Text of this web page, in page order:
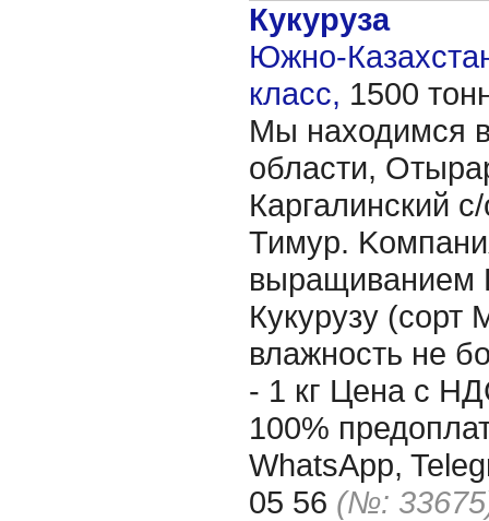
Кукуруза
Южно-
класс, 1500
Мы находимся
области,
Каргалинский
Тимур.
выращиванием
Кукурузу
влажность не
- 1 кг Цена с
100%
WhatsApp,
05 56 (№: